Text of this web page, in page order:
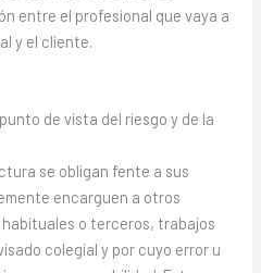
entre el profesional que vaya a
y el cliente.
de vista del riesgo y de la
se obligan fente a sus
encarguen a otros
o terceros, trabajos
colegial y por cuyo error u